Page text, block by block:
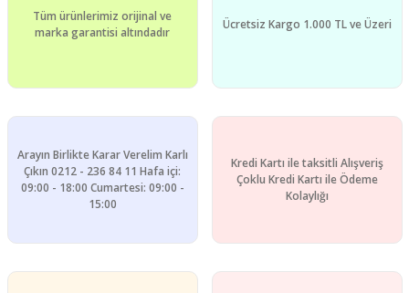
Ürün fiyatı diğer sitelerden daha pahalı.
Tüm ürünlerimiz orijinal ve
marka garantisi altındadır
Ücretsiz Kargo 1.000 TL ve Üzeri
Arayın Birlikte Karar Verelim Karlı
Çıkın 0212 - 236 84 11 Hafa içi:
09:00 - 18:00 Cumartesi: 09:00 -
15:00
Kredi Kartı ile taksitli Alışveriş
Çoklu Kredi Kartı ile Ödeme
Kolaylığı